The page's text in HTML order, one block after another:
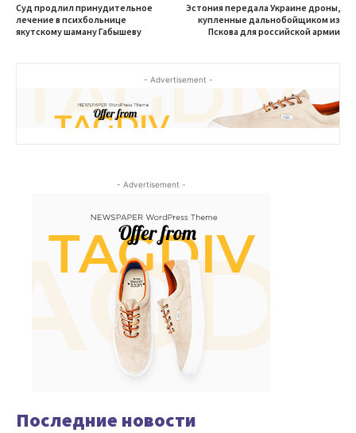
Суд продлил принудительное
лечение в психбольнице
якутскому шаману Габышеву
Эстония передала Украине дроны,
купленные дальнобойщиком из
Пскова для российской армии
- Advertisement -
- Advertisement -
Последние новости